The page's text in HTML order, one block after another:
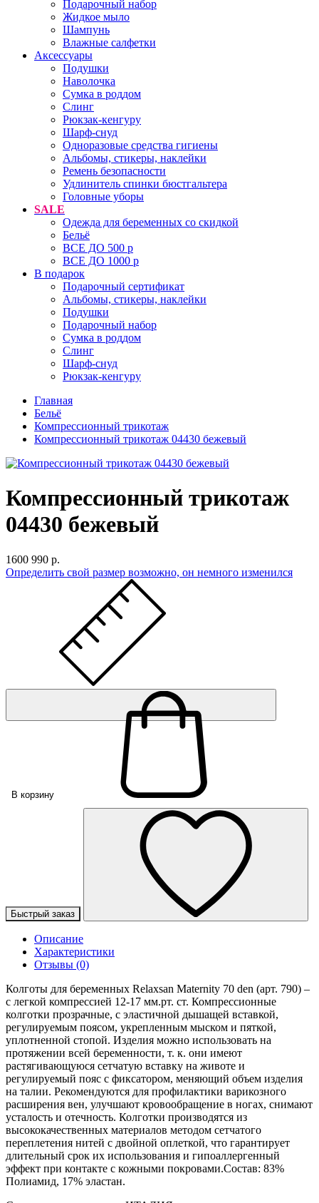
Подарочный набор
Жидкое мыло
Шампунь
Влажные салфетки
Аксессуары
Подушки
Наволочка
Сумка в роддом
Cлинг
Рюкзак-кенгуру
Шарф-снуд
Одноразовые средства гигиены
Альбомы, стикеры, наклейки
Ремень безопасности
Удлинитель спинки бюстгальтера
Головные уборы
SALE
Одежда для беременных со скидкой
Бельё
ВСЕ ДО 500 р
ВСЕ ДО 1000 р
В подарок
Подарочный сертификат
Альбомы, стикеры, наклейки
Подушки
Подарочный набор
Сумка в роддом
Слинг
Шарф-снуд
Рюкзак-кенгуру
Главная
Бельё
Компрессионный трикотаж
Компрессионный трикотаж 04430 бежевый
Компрессионный трикотаж
04430 бежевый
1600 990 р.
Определить свой размер возможно, он немного изменился
В корзину
Быстрый заказ
Описание
Характеристики
Отзывы (0)
Колготы для беременных Relaxsan Maternity 70 den (арт. 790) –
с легкой компрессией 12-17 мм.рт. ст. Компрессионные
колготки прозрачные, с эластичной дышащей вставкой,
регулируемым поясом, укрепленным мыском и пяткой,
уплотненной стопой. Изделия можно использовать на
протяжении всей беременности, т. к. они имеют
растягивающуюся сетчатую вставку на животе и
регулируемый пояс с фиксатором, меняющий объем изделия
на талии. Рекомендуются для профилактики варикозного
расширения вен, улучшают кровообращение в ногах, снимают
усталость и отечность. Колготки производятся из
высококачественных материалов методом сетчатого
переплетения нитей с двойной оплеткой, что гарантирует
длительный срок их использования и гипоаллергенный
эффект при контакте с кожными покровами.Состав: 83%
Полиамид, 17% эластан.